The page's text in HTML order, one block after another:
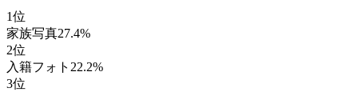
1位
家族写真27.4%
2位
入籍フォト 22.2%
3位